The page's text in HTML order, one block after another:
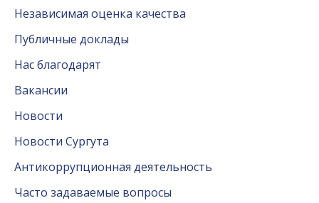
Независимая оценка качества
Публичные доклады
Нас благодарят
Вакансии
Новости
Новости Сургута
Антикоррупционная деятельность
Часто задаваемые вопросы